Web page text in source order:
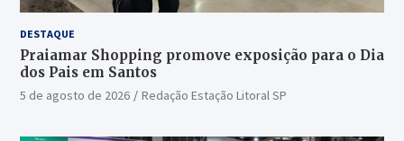
DESTAQUE
Praiamar Shopping promove exposição para o Dia
dos Pais em Santos
5 de agosto de 2026 Redação Estação Litoral SP